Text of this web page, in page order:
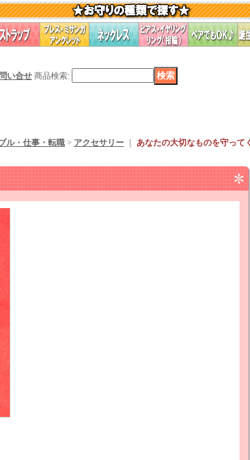
い合せ 商品検索:
ル・仕事・転職 > アクセサリー
あなたの大切なものを守って